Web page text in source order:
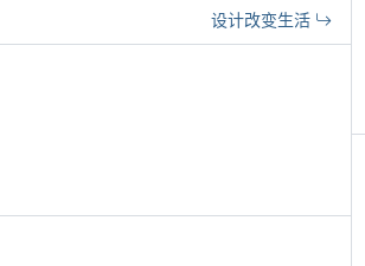
设计改变生活